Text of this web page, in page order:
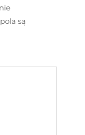
są